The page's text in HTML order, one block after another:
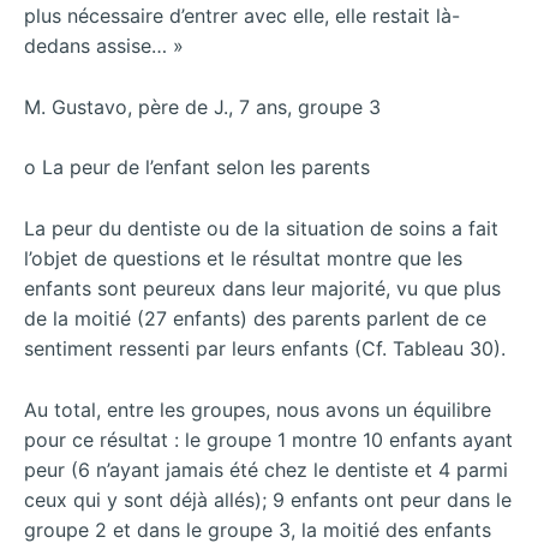
plus nécessaire d’entrer avec elle, elle restait là-
dedans assise… »
M. Gustavo, père de J., 7 ans, groupe 3
o La peur de l’enfant selon les parents
La peur du dentiste ou de la situation de soins a fait
l’objet de questions et le résultat montre que les
enfants sont peureux dans leur majorité, vu que plus
de la moitié (27 enfants) des parents parlent de ce
sentiment ressenti par leurs enfants (Cf. Tableau 30).
Au total, entre les groupes, nous avons un équilibre
pour ce résultat : le groupe 1 montre 10 enfants ayant
peur (6 n’ayant jamais été chez le dentiste et 4 parmi
ceux qui y sont déjà allés); 9 enfants ont peur dans le
groupe 2 et dans le groupe 3, la moitié des enfants